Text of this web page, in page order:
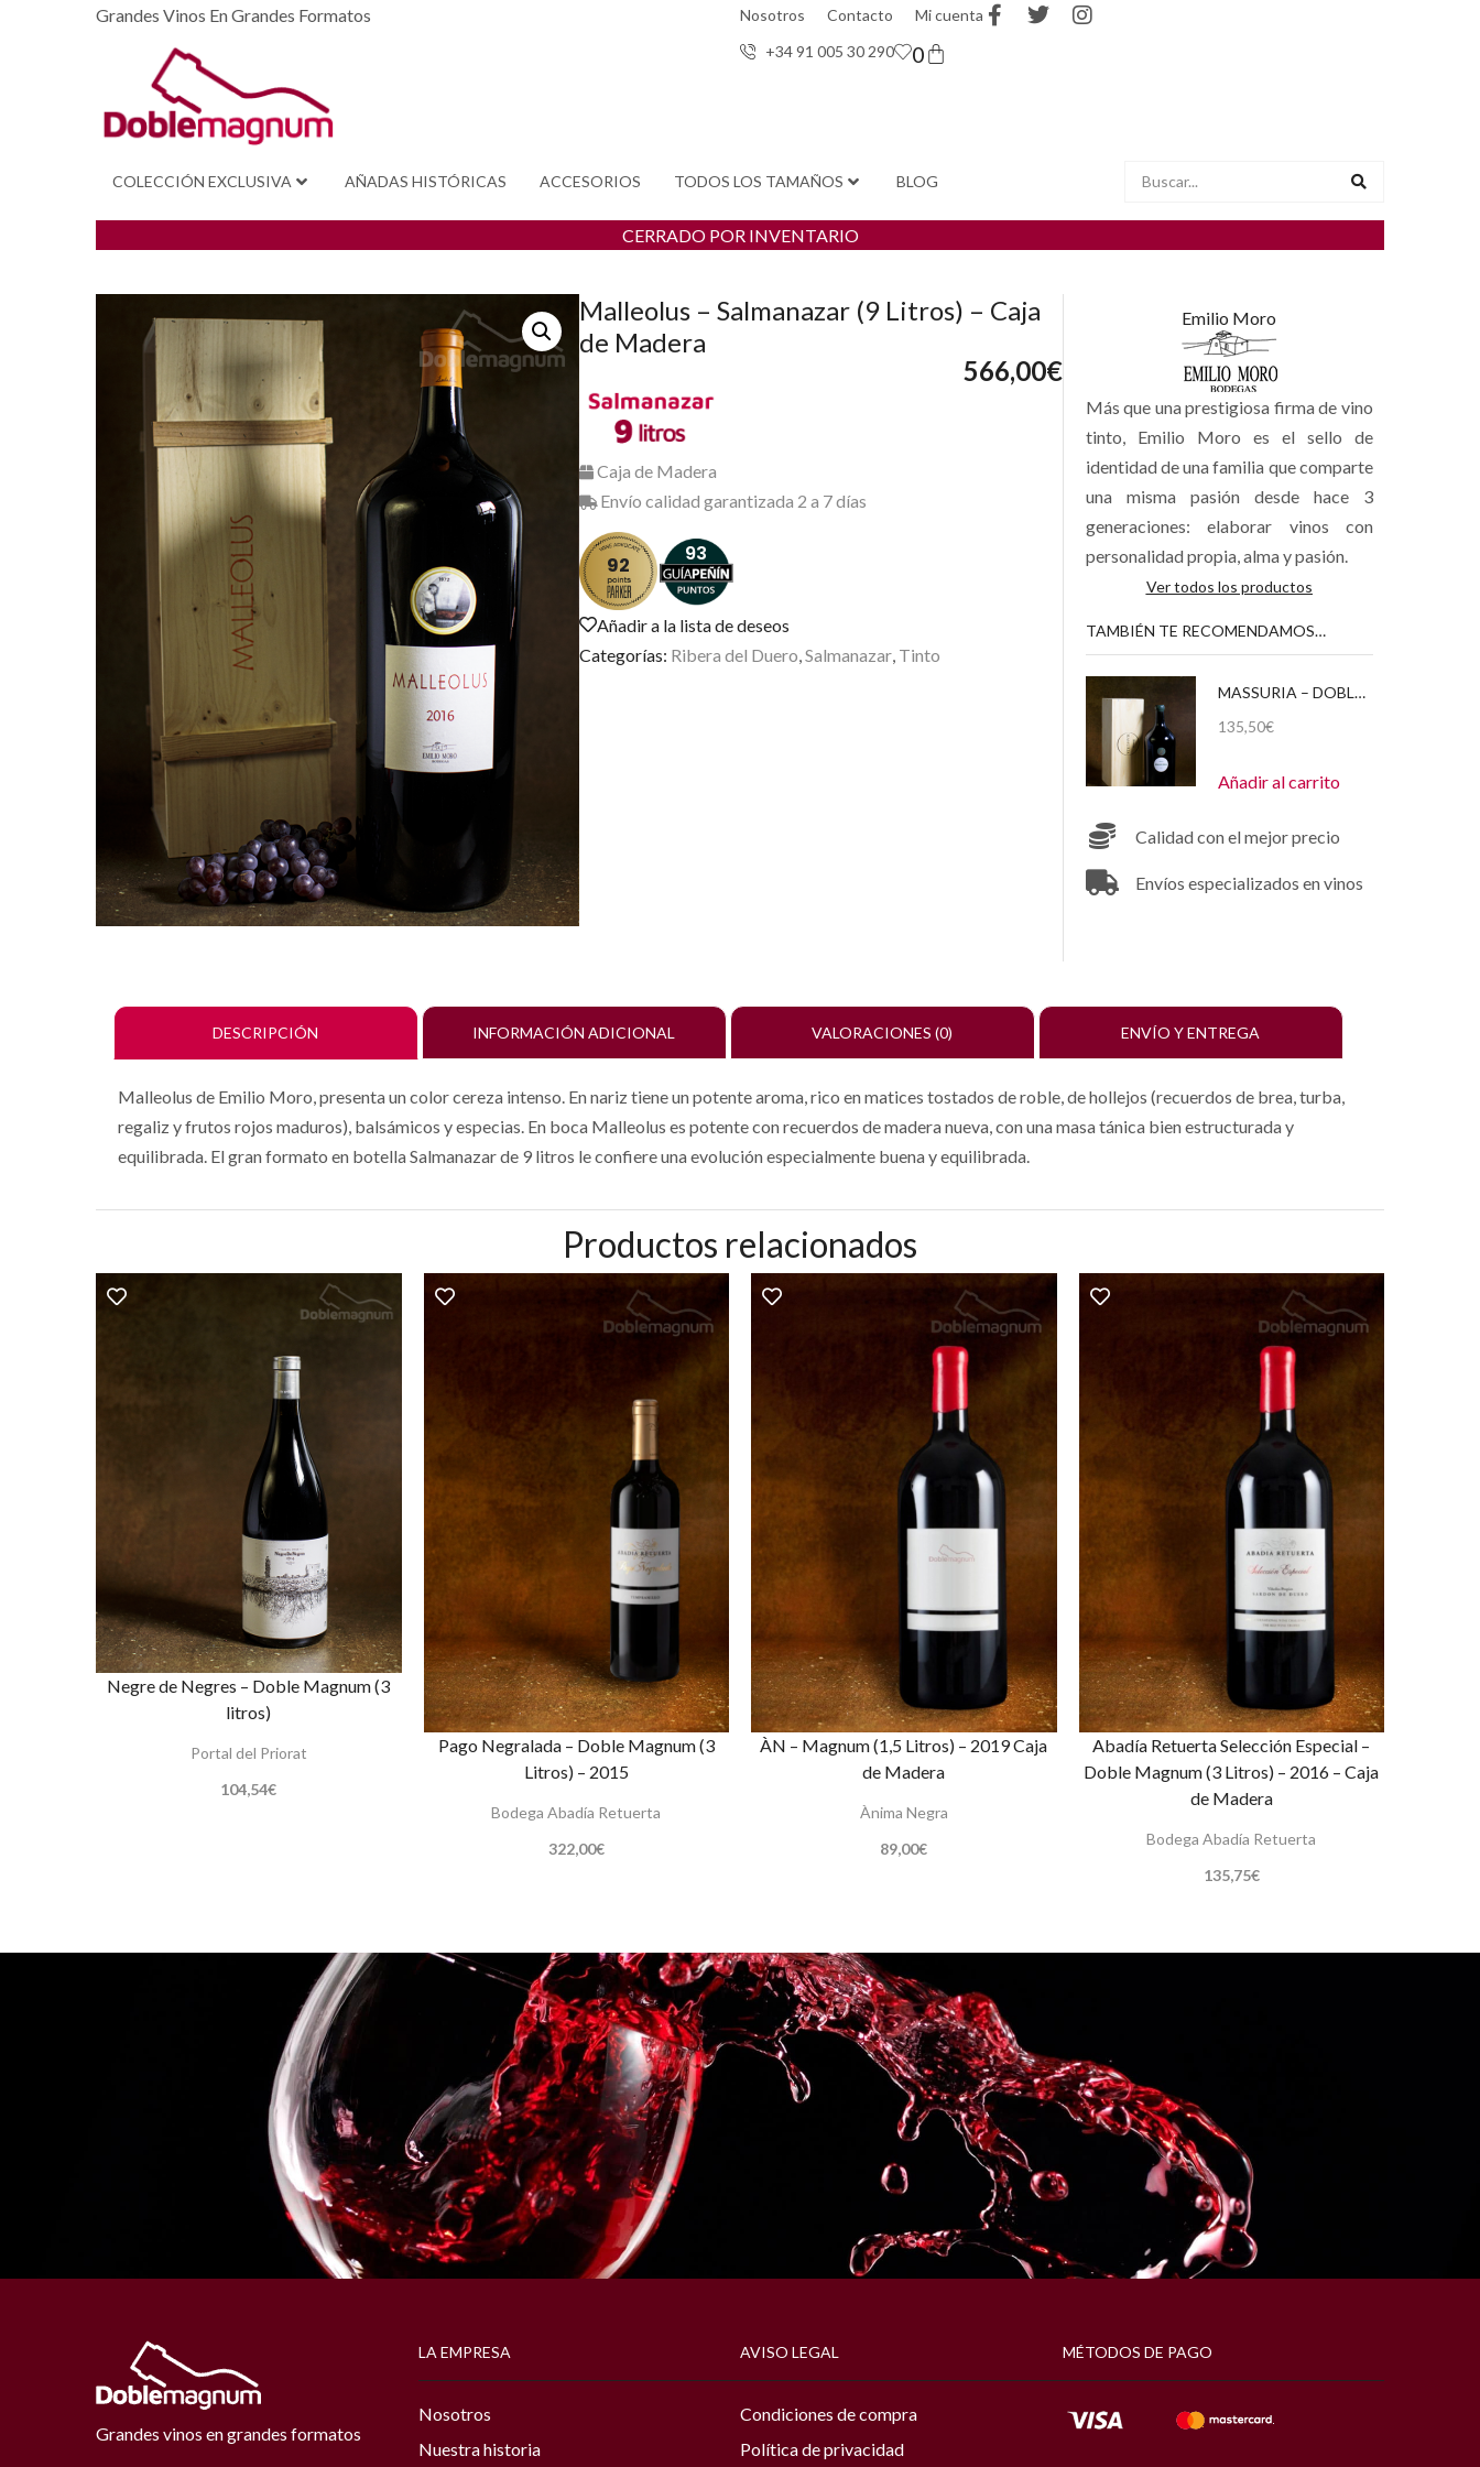
Grandes Vinos En Grandes Formatos Nosotros Contacto
Mi cuenta
+34 91 005 30 290 0
COLECCIÓN EXCLUSIVA AÑADAS HISTÓRICAS ACCESORIOS TODOS LOS TAMAÑOS BLOG
CERRADO POR INVENTARIO
Malleolus – Salmanazar (9 Litros) – Caja
de Madera
566,00€
Caja de Madera
Envío calidad garantizada 2 a 7 días
92 93
Añadir a la lista de deseos
Categorías: Ribera del Duero Salmanazar, Tinto
Emilio Moro
Más que una prestigiosa firma de vino
tinto, Emilio Moro es el sello de
identidad de una familia que comparte
una misma pasión desde hace 3
generaciones: elaborar vinos con
personalidad propia, alma y pasión.
Ver todos los productos
TAMBIÉN TE RECOMENDAMOS…
MASSURIA – DOBLE MAGNUM (3 LITROS) 2014 CAJA DE MADERA
135,50€
Añadir al carrito
Calidad con el mejor precio
Envíos especializados en vinos
DESCRIPCIÓN INFORMACIÓN ADICIONAL VALORACIONES (0) ENVÍO Y ENTREGA
Malleolus de Emilio Moro, presenta un color cereza intenso. En nariz tiene un potente aroma, rico en matices tostados de roble, de hollejos (recuerdos de brea, turba,
regaliz y frutos rojos maduros), balsámicos y especias. En boca Malleolus es potente con recuerdos de madera nueva, con una masa tánica bien estructurada y
equilibrada. El gran formato en botella Salmanazar de 9 litros le confiere una evolución especialmente buena y equilibrada.
Productos relacionados
Negre de Negres – Doble Magnum (3
litros)
Portal del Priorat
104,54€
Pago Negralada – Doble Magnum (3
Litros) – 2015
Bodega Abadía Retuerta
322,00€
ÀN – Magnum (1,5 Litros) – 2019 Caja
de Madera
Ànima Negra
89,00€
Abadía Retuerta Selección Especial –
Doble Magnum (3 Litros) – 2016 – Caja
de Madera
Bodega Abadía Retuerta
135,75€
Grandes vinos en grandes formatos
LA EMPRESA
Nosotros
Nuestra historia
AVISO LEGAL
Condiciones de compra
Política de privacidad
MÉTODOS DE PAGO